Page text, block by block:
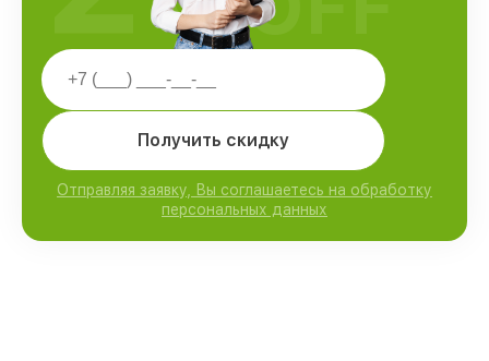
Получить скидку
Отправляя заявку, Вы соглашаетесь на обработку
персональных данных